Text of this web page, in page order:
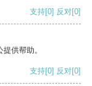
支持[0] 反对[0]
供帮助。
支持[0] 反对[0]